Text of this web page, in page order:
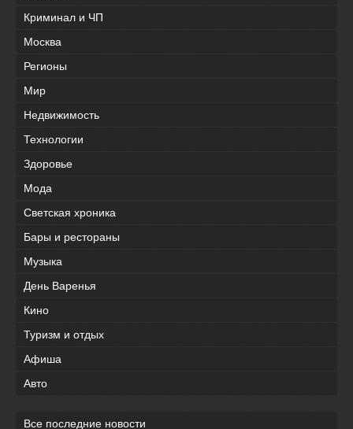
Криминал и ЧП
Москва
Регионы
Мир
Недвижимость
Технологии
Здоровье
Мода
Светская хроника
Бары и рестораны
Музыка
День Варенья
Кино
Туризм и отдых
Афиша
Авто
Все последние новости